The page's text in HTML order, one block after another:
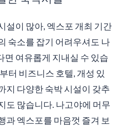
설이 많아, 엑스포 개최 기간
숙소를 잡기 어려우셔도 나
면 여유롭게 지내실 수 있습
터 비즈니스 호텔, 개성 있
지 다양한 숙박 시설이 갖추
도 많습니다. 나고야에 머무
과 엑스포를 마음껏 즐겨 보